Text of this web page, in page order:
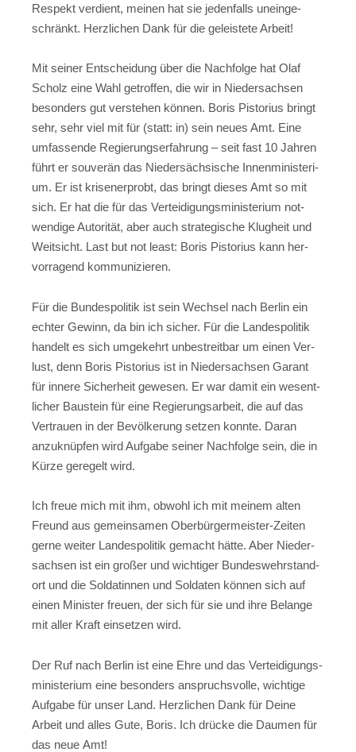
Respekt ver­dient, mei­nen hat sie jeden­falls unein­ge­
schränkt. Herz­li­chen Dank für die geleis­te­te Arbeit!
Mit sei­ner Ent­schei­dung über die Nach­fol­ge hat Olaf
Scholz eine Wahl getrof­fen, die wir in Nie­der­sach­sen
beson­ders gut ver­ste­hen kön­nen. Boris Pis­to­ri­us bringt
sehr, sehr viel mit für (statt: in) sein neu­es Amt. Eine
umfas­sen­de Regie­rungs­er­fah­rung – seit fast 10 Jah­ren
führt er sou­ve­rän das Nie­der­säch­si­sche Innen­mi­nis­te­ri­
um. Er ist kri­sen­er­probt, das bringt die­ses Amt so mit
sich. Er hat die für das Ver­tei­di­gungs­mi­nis­te­ri­um not­
wen­di­ge Auto­ri­tät, aber auch stra­te­gi­sche Klug­heit und
Weit­sicht. Last but not least: Boris Pis­to­ri­us kann her­
vor­ra­gend kommunizieren.
Für die Bun­des­po­li­tik ist sein Wech­sel nach Ber­lin ein
ech­ter Gewinn, da bin ich sicher. Für die Lan­des­po­li­tik
han­delt es sich umge­kehrt unbe­streit­bar um einen Ver­
lust, denn Boris Pis­to­ri­us ist in Nie­der­sach­sen Garant
für inne­re Sicher­heit gewe­sen. Er war damit ein wesent­
li­cher Bau­stein für eine Regie­rungs­ar­beit, die auf das
Ver­trau­en in der Bevöl­ke­rung set­zen konn­te. Dar­an
anzu­knüp­fen wird Auf­ga­be sei­ner Nach­fol­ge sein, die in
Kür­ze gere­gelt wird.
Ich freue mich mit ihm, obwohl ich mit mei­nem alten
Freund aus gemein­sa­men Ober­bür­ger­meis­ter-Zei­ten
ger­ne wei­ter Lan­des­po­li­tik gemacht hät­te. Aber Nie­der­
sach­sen ist ein gro­ßer und wich­ti­ger Bun­des­wehr­stand­
ort und die Sol­da­tin­nen und Sol­da­ten kön­nen sich auf
einen Minis­ter freu­en, der sich für sie und ihre Belan­ge
mit aller Kraft ein­set­zen wird.
Der Ruf nach Ber­lin ist eine Ehre und das Ver­tei­di­gungs­
mi­nis­te­ri­um eine beson­ders anspruchs­vol­le, wich­ti­ge
Auf­ga­be für unser Land. Herz­li­chen Dank für Dei­ne
Arbeit und alles Gute, Boris. Ich drü­cke die Dau­men für
das neue Amt!